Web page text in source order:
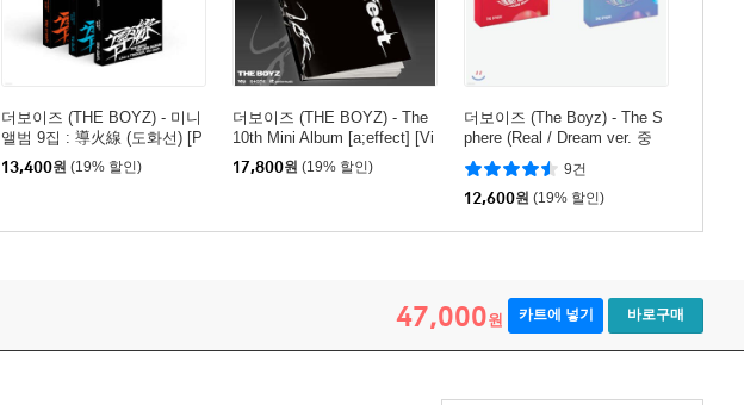
더보이즈 (THE BOYZ) - 미니
앨범 9집 : 導火線 (도화선) [P
latform ver.][3종 중 랜덤 발
송]
13,400원 (19% 할인)
더보이즈 (THE BOYZ) - The
10th Mini Album [a;effect] [Vi
sion Ver.]
17,800원 (19% 할인)
더보이즈 (The Boyz) - The S
phere (Real / Dream ver. 중
랜덤발송)
9건
12,600원 (19% 할인)
47,000원 카트에 넣기 바로구매